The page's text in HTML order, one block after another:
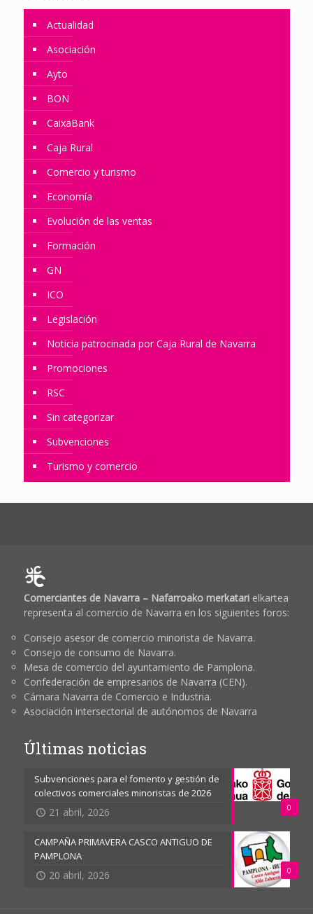
Actualidad
Asociación
Ayto
BON
CaixaBank
Caja Rural
Comercio y turismo
Economía
Evolución de las ventas
Formación
GN
ICO
Legislación
Noticia patrocinada por Caja Rural de Navarra
Promociones
RSC
Sin categorizar
Subvenciones
Turismo y comercio
Comerciantes de Navarra – Nafarroako merkatarielkartea
representa al comercio de Navarra en los siguientes foros:
Consejo asesor de comercio minorista de Navarra.
Consejo de consumo de Navarra.
Mesa de comercio del ayuntamiento de Pamplona.
Confederación de empresarios de Navarra (CEN).
Cámara Navarra de Comercio e Industria.
Asociación intersectorial de autónomos de Navarra
Últimas noticias
0
Subvenciones para el fomento y gestión de
colectivos comerciales minoristas de 2026
21 abril, 2026
0
CAMPAÑA PRIMAVERA CASCO ANTIGUO DE
PAMPLONA
20 abril, 2026